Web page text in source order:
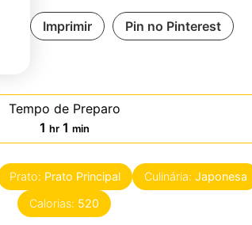
Imprimir Pin no Pinterest
Tempo de Preparo
1 hora
hr 1 minute
min
Prato: Prato Principal Culinária: Japonesa
Calorias: 520